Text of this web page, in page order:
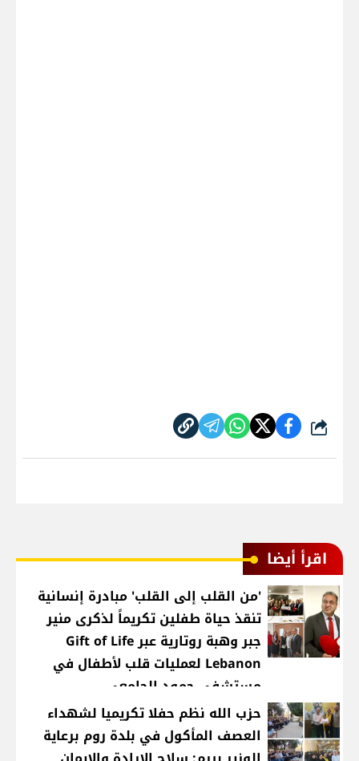
شارك
اقرأ أيضا
'من القلب إلى القلب' مبادرة إنسانية
تنقذ حياة طفلين تكريماً لذكرى منير
جبر وهبة روتارية عبر Gift of Life
Lebanon لعمليات قلب لأطفال في
مستشفى حمود الجامعي
حزب الله نظم حفلا تكريميا لشهداء
العصف المأكول في بلدة روم برعاية